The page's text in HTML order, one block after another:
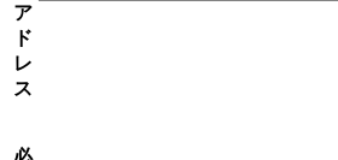
ア
ド
レ
ス